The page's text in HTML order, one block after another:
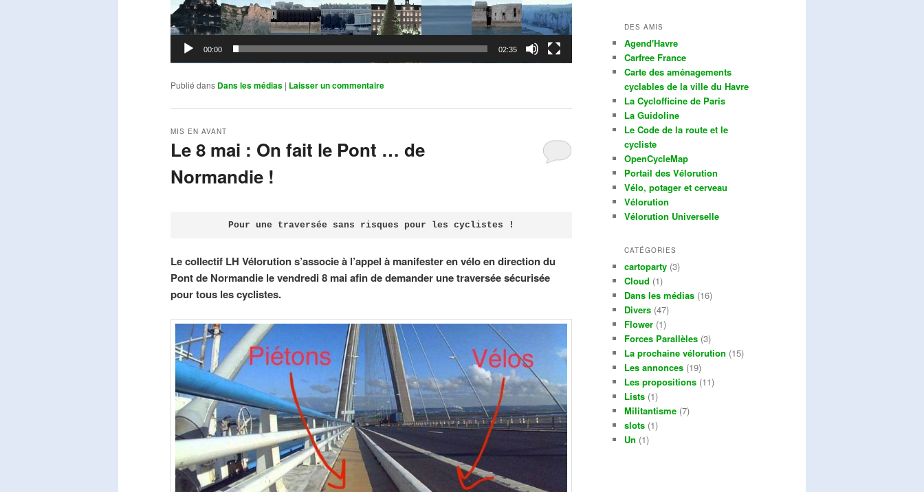
00:00 02:35
Publié dans Dans les médias | Laisser un commentaire
Le 8 mai : On fait le Pont … de
Normandie !
MIS EN AVANT
Pour une traversée sans risques pour les cyclistes !
Le collectif LH Vélorution s’associe à l’appel à manifester en vélo en direction du
Pont de Normandie le vendredi 8 mai afin de demander une traversée sécurisée
pour tous les cyclistes.
DES AMIS
Agend'Havre
Carfree France
Carte des aménagements
cyclables de la ville du Havre
La Cyclofficine de Paris
La Guidoline
Le Code de la route et le
cycliste
OpenCycleMap
Portail des Vélorution
Vélo, potager et cerveau
Vélorution
Vélorution Universelle
CATÉGORIES
cartoparty (3)
Cloud (1)
Dans les médias (16)
Divers (47)
Flower (1)
Forces Parallèles (3)
La prochaine vélorution (15)
Les annonces (19)
Les propositions (11)
Lists (1)
Militantisme (7)
slots (1)
Un (1)